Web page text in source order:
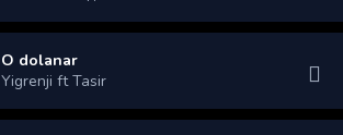
O dolanar
Yigrenji ft Tasir